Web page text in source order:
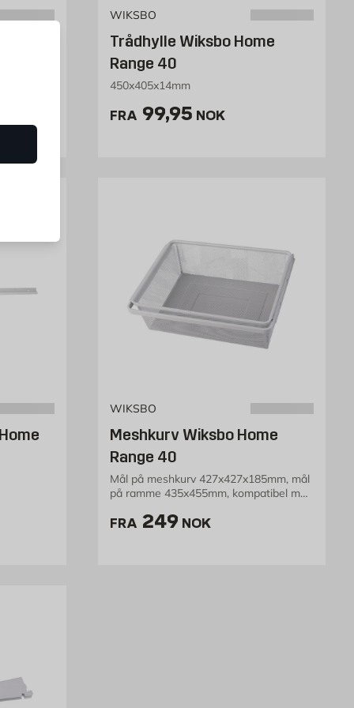
til
WIKSBO
Trådhylle Wiksbo Home
Range 40
450x405x14mm
FRA Pris 99.95 NOK /stk
99,95 NOK
/stk
WIKSBO
Meshkurv Wiksbo Home
Range 40
Mål på meshkurv 427x427x185mm, mål
på ramme 435x455mm, kompatibel med
FRA Pris 249 NOK /stk
249 NOK